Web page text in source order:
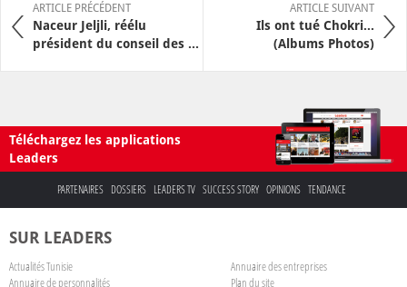
ARTICLE PRÉCÉDENT
Naceur Jeljli, réélu
président du conseil des ...
ARTICLE SUIVANT
Ils ont tué Chokri...
(Albums Photos)
Téléchargez les applications
Leaders
PARTENAIRES DOSSIERS LEADERS TV SUCCESS STORY OPINIONS TENDANCE
SUR LEADERS
Actualités Tunisie
Annuaire des entreprises
Annuaire de personnalités
Plan du site